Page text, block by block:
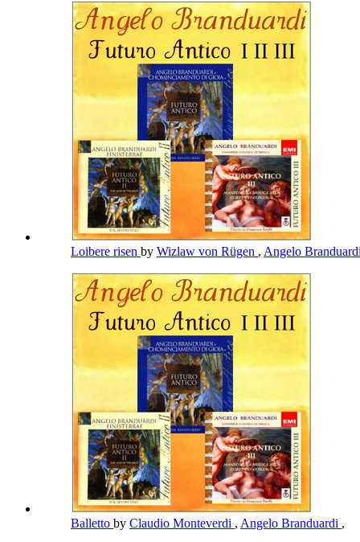
Loibere risen by Wizlaw von Rügen , Angelo
Balletto by Claudio Monteverdi , Angelo Branduardi ,